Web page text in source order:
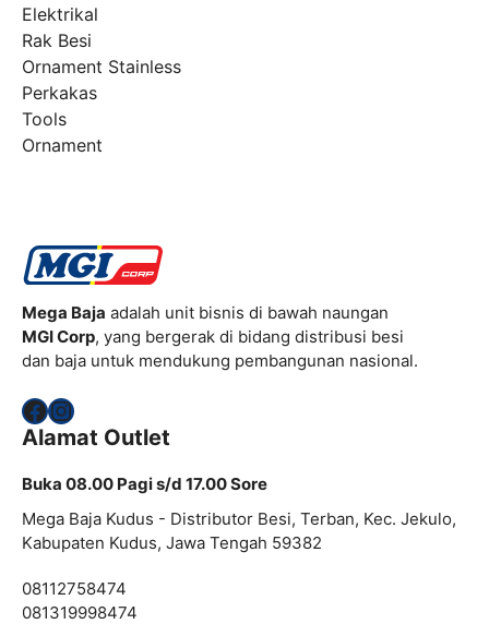
Elektrikal
Rak Besi
Ornament Stainless
Perkakas
Tools
Ornament
Mega Baja adalah unit bisnis di bawah naungan
MGI Corp, yang bergerak di bidang distribusi besi
dan baja untuk mendukung pembangunan nasional.
Facebook
Instagram
Alamat Outlet
Buka 08.00 Pagi s/d 17.00 Sore
Mega Baja Kudus - Distributor Besi, Terban, Kec. Jekulo,
Kabupaten Kudus, Jawa Tengah 59382
08112758474
081319998474